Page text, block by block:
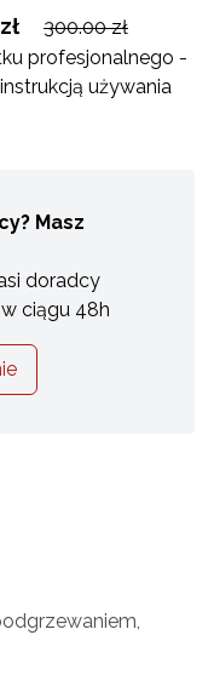
300.00 zł
profesjonalnego -
używania
Masz
doradcy
ciągu 48h